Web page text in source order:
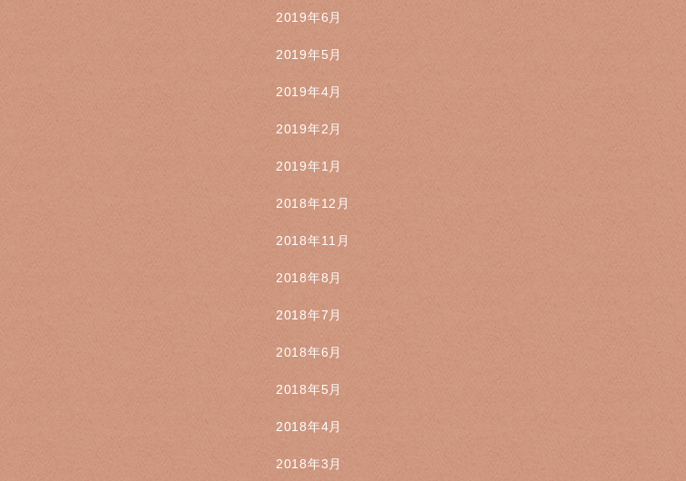
2019年6月
2019年5月
2019年4月
2019年2月
2019年1月
2018年12月
2018年11月
2018年8月
2018年7月
2018年6月
2018年5月
2018年4月
2018年3月